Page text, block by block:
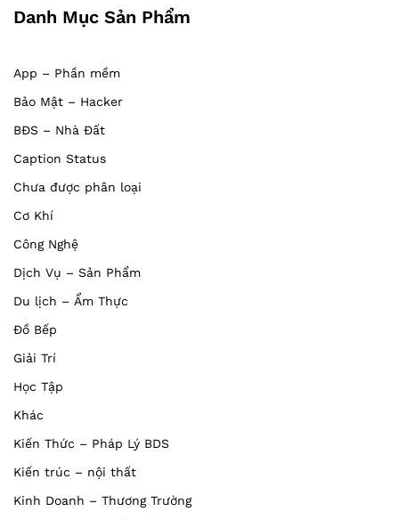
Danh Mục Sản Phẩm
App – Phần mềm
Bảo Mật – Hacker
BĐS – Nhà Đất
Caption Status
Chưa được phân loại
Cơ Khí
Công Nghệ
Dịch Vụ – Sản Phẩm
Du lịch – Ẩm Thực
Đồ Bếp
Giải Trí
Học Tập
Khác
Kiến Thức – Pháp Lý BDS
Kiến trúc – nội thất
Kinh Doanh – Thương Trường